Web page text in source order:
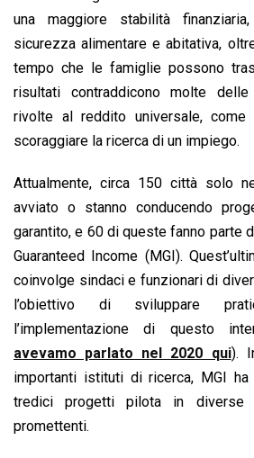
una maggiore stabilità
sicurezza alimentare e abitativa,
tempo che le famiglie possono
risultati contraddicono molte
rivolte al reddito universale,
scoraggiare la ricerca di un impiego.
Attualmente, circa 150 città solo
avviato o stanno conducendo
garantito, e 60 di queste fanno parte
Guaranteed Income (MGI).
coinvolge sindaci e funzionari di
l’obiettivo di sviluppare
l’implementazione di questo
avevamo parlato nel 2020 qui).
importanti istituti di ricerca, MGI
tredici progetti pilota in diverse
promettenti.